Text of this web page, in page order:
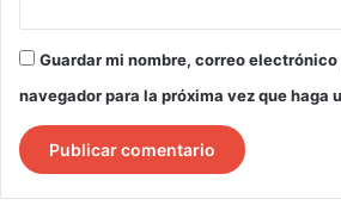
Guardar mi nombre, correo
navegador para la próxima vez que haga